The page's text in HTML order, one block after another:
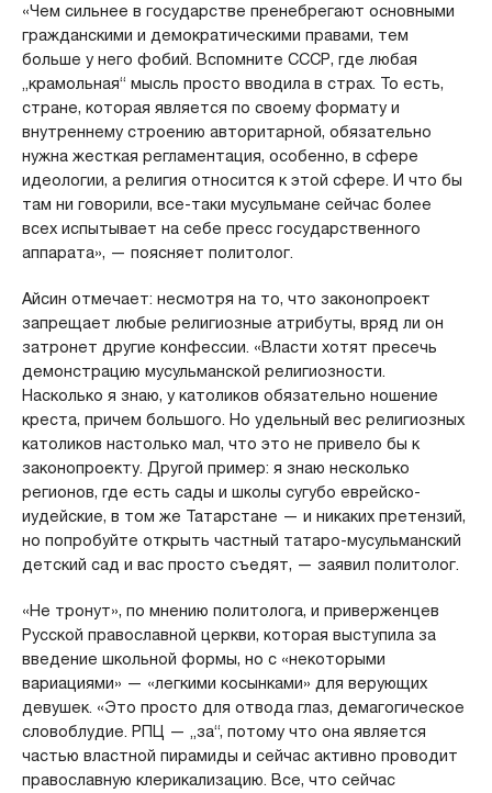
«Чем сильнее в государстве пренебрегают основными
гражданскими и демократическими правами, тем
больше у него фобий. Вспомните СССР, где любая
„крамольная“ мысль просто вводила в страх. То есть,
стране, которая является по своему формату и
внутреннему строению авторитарной, обязательно
нужна жесткая регламентация, особенно, в сфере
идеологии, а религия относится к этой сфере. И что бы
там ни говорили, все-таки мусульмане сейчас более
всех испытывает на себе пресс государственного
аппарата», — поясняет политолог.
Айсин отмечает: несмотря на то, что законопроект
запрещает любые религиозные атрибуты, вряд ли он
затронет другие конфессии. «Власти хотят пресечь
демонстрацию мусульманской религиозности.
Насколько я знаю, у католиков обязательно ношение
креста, причем большого. Но удельный вес религиозных
католиков настолько мал, что это не привело бы к
законопроекту. Другой пример: я знаю несколько
регионов, где есть сады и школы сугубо еврейско-
иудейские, в том же Татарстане — и никаких претензий,
но попробуйте открыть частный татаро-мусульманский
детский сад и вас просто съедят, — заявил политолог.
«Не тронут», по мнению политолога, и приверженцев
Русской православной церкви, которая выступила за
введение школьной формы, но с «некоторыми
вариациями» — «легкими косынками» для верующих
девушек. «Это просто для отвода глаз, демагогическое
словоблудие. РПЦ — „за“, потому что она является
частью властной пирамиды и сейчас активно проводит
православную клерикализацию. Все, что сейчас